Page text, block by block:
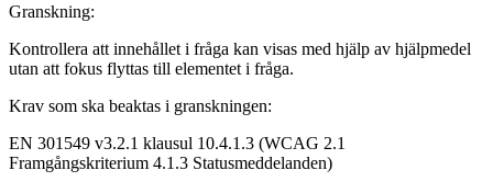
Granskning:
Kontrollera att innehållet i fråga kan visas med hjälp av hjälpmedel
utan att fokus flyttas till elementet i fråga.
Krav som ska beaktas i granskningen:
EN 301549 v3.2.1 klausul 10.4.1.3 (WCAG 2.1
Framgångskriterium 4.1.3 Statusmeddelanden)